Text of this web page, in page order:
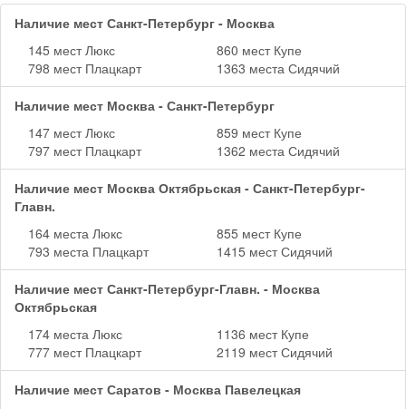
Наличие мест Санкт-Петербург - Москва
145 мест Люкс
860 мест Купе
798 мест Плацкарт
1363 места Сидячий
Наличие мест Москва - Санкт-Петербург
147 мест Люкс
859 мест Купе
797 мест Плацкарт
1362 места Сидячий
Наличие мест Москва Октябрьская - Санкт-Петербург-
Главн.
164 места Люкс
855 мест Купе
793 места Плацкарт
1415 мест Сидячий
Наличие мест Санкт-Петербург-Главн. - Москва
Октябрьская
174 места Люкс
1136 мест Купе
777 мест Плацкарт
2119 мест Сидячий
Наличие мест Саратов - Москва Павелецкая